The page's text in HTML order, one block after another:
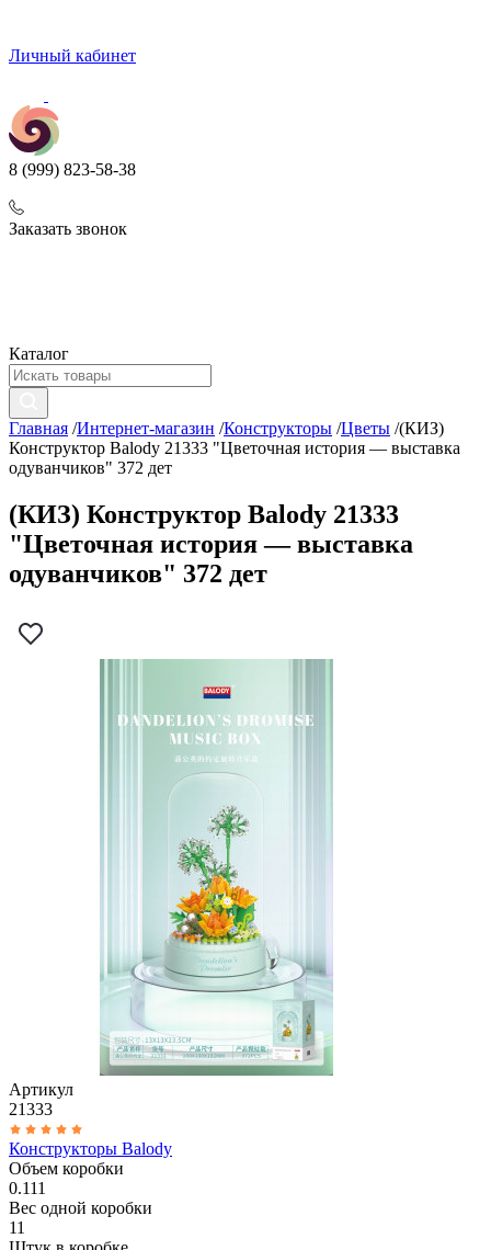
Личный кабинет
8 (999) 823-58-38
Заказать звонок
Каталог
Главная /Интернет-магазин /Конструкторы /Цветы /(КИЗ)
Конструктор Balody 21333 "Цветочная история — выставка
одуванчиков" 372 дет
(КИЗ) Конструктор Balody 21333
"Цветочная история — выставка
одуванчиков" 372 дет
Артикул
21333
Конструкторы Balody
Объем коробки
0.111
Вес одной коробки
11